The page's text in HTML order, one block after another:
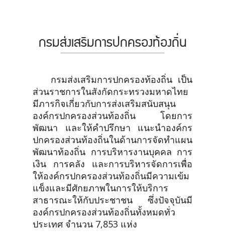
กรมส่งเสริมการปกครองท้องถิ่น
กรมส่งเสริมการปกครองท้องถิ่น เป็น
ส่วนราชการในสังกัดกระทรวงมหาดไทย
มีภารกิจเกี่ยวกับการส่งเสริมสนับสนุน
องค์กรปกครองส่วนท้องถิ่น โดยการ
พัฒนา และให้คำปรึกษา แนะนำองค์กร
ปกครองส่วนท้องถิ่นในด้านการจัดทำแผน
พัฒนาท้องถิ่น การบริหารงานบุคคล การ
เงิน การคลัง และการบริหารจัดการเพื่อ
ให้องค์กรปกครองส่วนท้องถิ่นมีความเข้ม
แข็งและมีศักยภาพในการให้บริการ
สาธารณะให้กับประชาชน ซึ่งปัจจุบันมี
องค์กรปกครองส่วนท้องถิ่นทั้งหมดทั่ว
ประเทศ จำนวน 7,853 แห่ง